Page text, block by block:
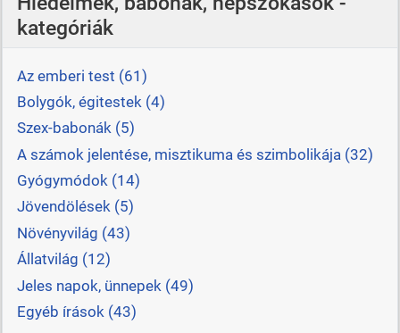
kategóriák
Az emberi test (61)
Bolygók, égitestek (4)
Szex-babonák (5)
A számok jelentése, misztikuma és szimbolikája (32)
Gyógymódok (14)
Jövendölések (5)
Növényvilág (43)
Állatvilág (12)
Jeles napok, ünnepek (49)
Egyéb írások (43)